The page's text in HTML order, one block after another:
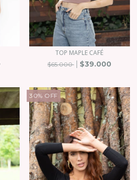
TOP MAPLE CAFÉ
$65.000 $39.000
30% OFF